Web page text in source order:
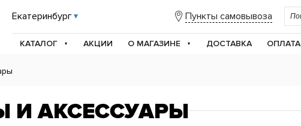
Екатеринбург Пункты самовывоза
КАТАЛОГ АКЦИИ О МАГАЗИНЕ ДОСТАВКА ОПЛАТА
И АКСЕССУАРЫ